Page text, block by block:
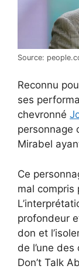
Source:
Reconnu
ses
chevronné
personnage
Mirabel
Ce
mal compris
profondeur
don et
de l’une
Don’t Talk